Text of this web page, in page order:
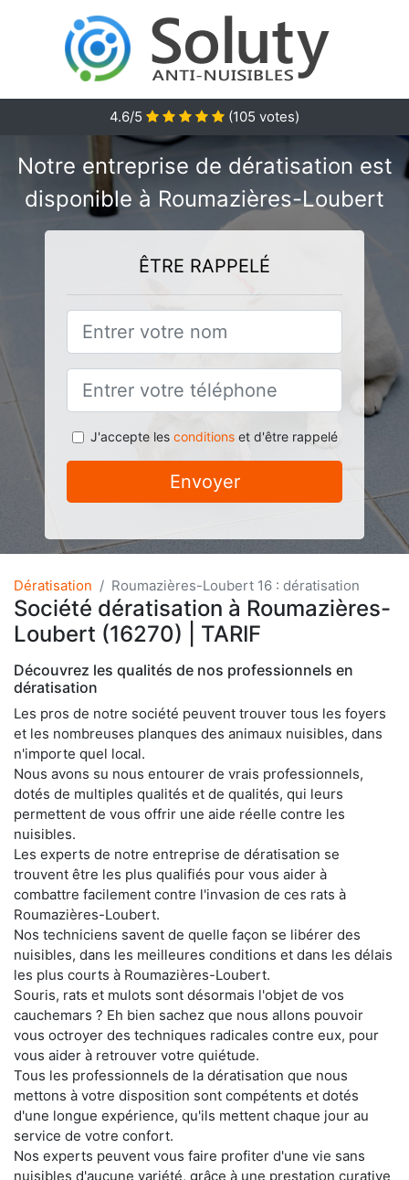
4.6/5 (105 votes)
Notre entreprise de dératisation est
disponible à Roumazières-Loubert
ÊTRE RAPPELÉ
J'accepte les conditionset d'être rappelé
Envoyer
Dératisation Roumazières-Loubert 16 : dératisation
Société dératisation à Roumazières-
Loubert (16270) | TARIF
Découvrez les qualités de nos professionnels en
dératisation
Les pros de notre société peuvent trouver tous les foyers
et les nombreuses planques des animaux nuisibles, dans
n'importe quel local.
Nous avons su nous entourer de vrais professionnels,
dotés de multiples qualités et de qualités, qui leurs
permettent de vous offrir une aide réelle contre les
nuisibles.
Les experts de notre entreprise de dératisation se
trouvent être les plus qualifiés pour vous aider à
combattre facilement contre l'invasion de ces rats à
Roumazières-Loubert.
Nos techniciens savent de quelle façon se libérer des
nuisibles, dans les meilleures conditions et dans les délais
les plus courts à Roumazières-Loubert.
Souris, rats et mulots sont désormais l'objet de vos
cauchemars ? Eh bien sachez que nous allons pouvoir
vous octroyer des techniques radicales contre eux, pour
vous aider à retrouver votre quiétude.
Tous les professionnels de la dératisation que nous
mettons à votre disposition sont compétents et dotés
d'une longue expérience, qu'ils mettent chaque jour au
service de votre confort.
Nos experts peuvent vous faire profiter d'une vie sans
nuisibles d'aucune variété, grâce à une prestation curative